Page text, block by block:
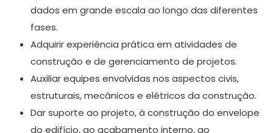
dados em grande escala ao longo das diferentes
fases.
Adquirir experiência prática em atividades de
construção e de gerenciamento de projetos.
Auxiliar equipes envolvidas nos aspectos civis,
estruturais, mecânicos e elétricos da construção.
Dar suporte ao projeto, à construção do envelope
do edifício, ao acabamento interno, ao